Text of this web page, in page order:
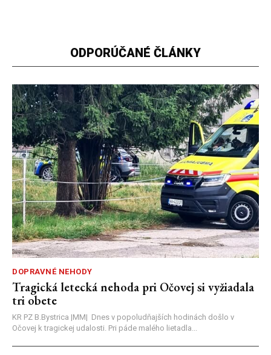
ODPORÚČANÉ ČLÁNKY
DOPRAVNÉ NEHODY
Tragická letecká nehoda pri Očovej si vyžiadala
tri obete
KR PZ B.Bystrica |MM| Dnes v popoludňajších hodinách došlo v
Očovej k tragickej udalosti. Pri páde malého lietadla...